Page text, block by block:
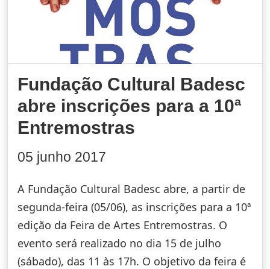
Fundação Cultural Badesc
abre inscrições para a 10ª
Entremostras
05 junho 2017
A Fundação Cultural Badesc abre, a partir de
segunda-feira (05/06), as inscrições para a 10ª
edição da Feira de Artes Entremostras. O
evento será realizado no dia 15 de julho
(sábado), das 11 às 17h. O objetivo da feira é